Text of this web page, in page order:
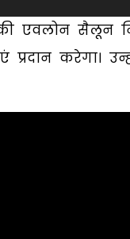
एवलोन सैलून
प्रदान करेगा।